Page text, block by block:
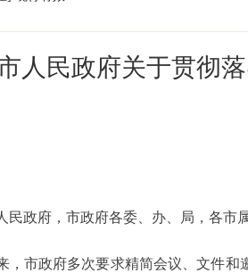
人民政府关于贯彻
民政府，市政府各委、办、局，各市
市政府多次要求精简会议、文件和